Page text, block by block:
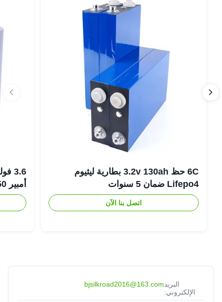
6C حظ 3.2v 130ah بطارية ليثيوم
Lifepo4 ضمان 5 سنوات
اتصل بنا الآن
أمبير 18650 بطارية ليثيوم أيون
البريد
الإلكتروني:
bjsilkroad2016@163.com